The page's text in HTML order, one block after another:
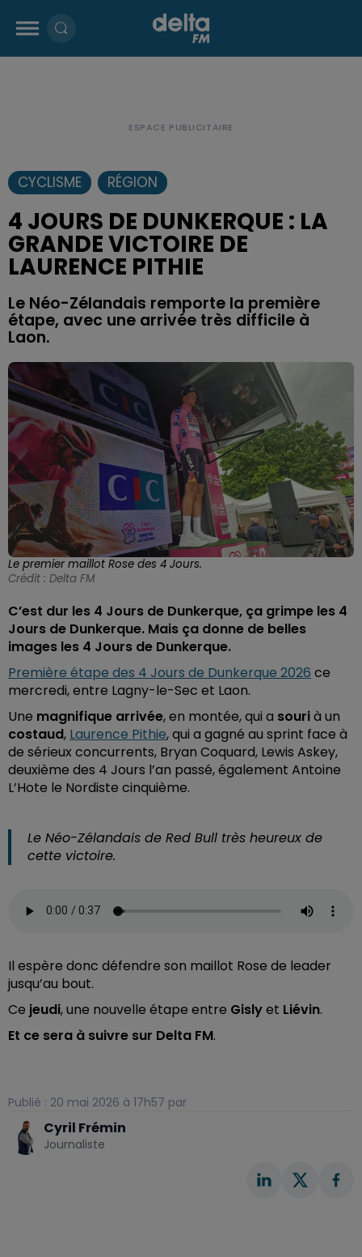
CYCLISME RÉGION
4 JOURS DE DUNKERQUE : LA
GRANDE VICTOIRE DE
LAURENCE PITHIE
Le Néo-Zélandais remporte la première
étape, avec une arrivée très difficile à
Laon.
Le premier maillot Rose des 4 Jours.
Crédit : Delta FM
C’est dur les 4 Jours de Dunkerque, ça grimpe les 4
Jours de Dunkerque. Mais ça donne de belles
images les 4 Jours de Dunkerque.
Première étape des 4 Jours de Dunkerque 2026 ce
mercredi, entre Lagny-le-Sec et Laon.
Une magnifique arrivée, en montée, qui a sourià un
costaud, Laurence Pithie, qui a gagné au sprint face à
de sérieux concurrents, Bryan Coquard, Lewis Askey,
deuxième des 4 Jours l’an passé, également Antoine
L’Hote le Nordiste cinquième.
Le Néo-Zélandais de Red Bull très heureux de
cette victoire.
Il espère donc défendre son maillot Rose de leader
jusqu’au bout.
Ce jeudi, une nouvelle étape entre Gislyet Liévin.
Et ce sera à suivre sur Delta FM.
Publié : 20 mai 2026 à 17h57 par
Cyril Frémin
Journaliste